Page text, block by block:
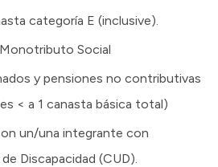
categoría E (inclusive).
Social
y pensiones no contributivas
< a 1 canasta básica total)
un/una integrante con
Discapacidad (CUD).